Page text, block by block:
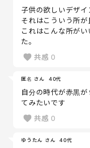
子供の欲しいデザ
それはこういう所
これはこんな所が
た。
共感 0
匿名 さん 40代
自分の時代が赤黒
てみたいです
共感 0
ゆうたん さん 40代